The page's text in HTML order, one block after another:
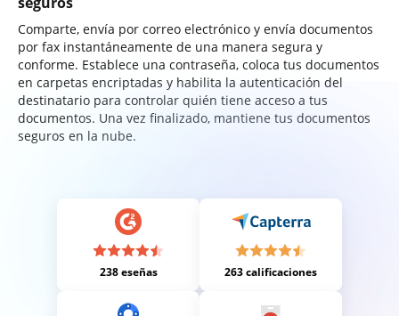
Comparte, envía por correo electrónico y envía documentos
por fax instantáneamente de una manera segura y
conforme. Establece una contraseña, coloca tus documentos
en carpetas encriptadas y habilita la autenticación del
destinatario para controlar quién tiene acceso a tus
documentos. Una vez finalizado, mantiene tus documentos
seguros en la nube.
238 eseñas 263 calificaciones